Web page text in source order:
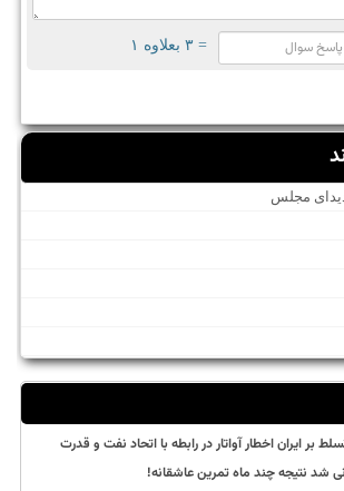
= ۳ بعلاوه ۱
مجلس
بر ایران اخطار آواتار در رابطه با اتحاد نفت و قدرت
شد نتیجه چند ماه تمرین عاشقانه!